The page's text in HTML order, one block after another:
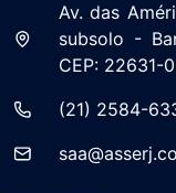
Av. das
subsolo -
CEP: 22631-
(21) 2584-